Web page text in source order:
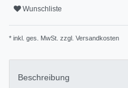
Wunschliste
* inkl. ges. MwSt. zzgl. Versandkosten
Beschreibung